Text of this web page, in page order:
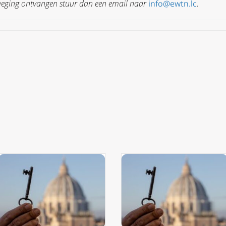
ontvangen stuur dan een email naarinfo@ewtn.lc.